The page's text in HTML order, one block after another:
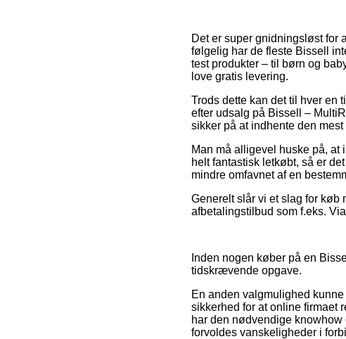
Det er super gnidningsløst for
følgelig har de fleste Bissell
test produkter – til børn og
love gratis levering.
Trods dette kan det til hver en
efter udsalg på Bissell –
sikker på at indhente den mest
Man må alligevel huske på,
helt fantastisk letkøbt, så er
mindre omfavnet af en
Generelt slår vi et slag for
afbetalingstilbud som f.eks.
Inden nogen køber på en
tidskrævende opgave.
En anden valgmulighed
sikkerhed for at online firmaet
har den nødvendige
forvoldes vanskeligheder i